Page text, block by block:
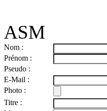
ASM
Nom :
Prénom :
Pseudo :
E-Mail :
Photo :
Titre :